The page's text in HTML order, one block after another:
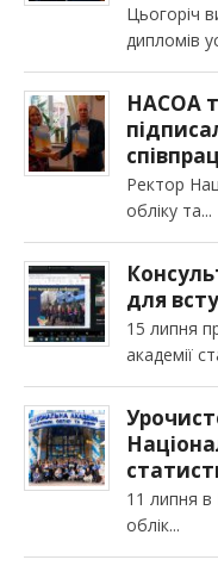
Цьогоріч
дипломів
НАСОА
Ректор
обліку та
для
15 липня
академії
11 липня в
облік